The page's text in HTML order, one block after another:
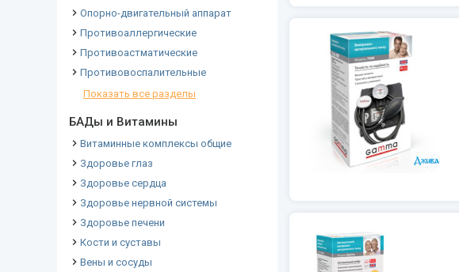
Опорно-двигательный аппарат
Противоаллергические
Противоастматические
Противовоспалительные
Показать все разделы
БАДы и Витамины
Витаминные комплексы общие
Здоровье глаз
Здоровье сердца
Здоровье нервной системы
Здоровье печени
Кости и суставы
Вены и сосуды